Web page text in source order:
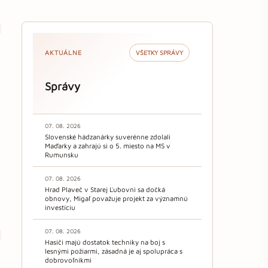
AKTUÁLNE VŠETKY SPRÁVY
Správy
07. 08. 2026
Slovenské hádzanárky suverénne zdolali
Maďarky a zahrajú si o 5. miesto na MS v
Rumunsku
07. 08. 2026
Hrad Plaveč v Starej Ľubovni sa dočká
obnovy, Migaľ považuje projekt za významnú
investíciu
07. 08. 2026
Hasiči majú dostatok techniky na boj s
lesnými požiarmi, zásadná je aj spolupráca s
dobrovoľníkmi